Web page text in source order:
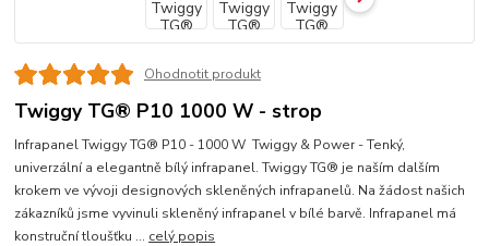
Ohodnotit produkt
Twiggy TG® P10 1000 W - strop
Infrapanel Twiggy TG® P10 - 1000 W Twiggy & Power - Tenký,
univerzální a elegantně bílý infrapanel. Twiggy TG® je naším dalším
krokem ve vývoji designových skleněných infrapanelů. Na žádost našich
zákazníků jsme vyvinuli skleněný infrapanel v bílé barvě. Infrapanel má
konstruční tloušťku ... celý popis